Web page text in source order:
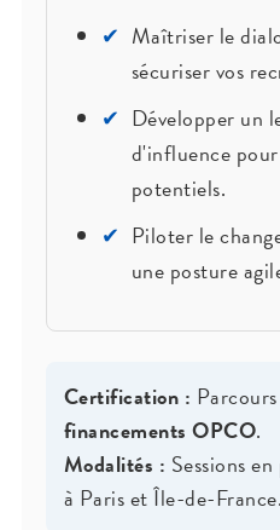
✔ Maîtriser le
sécuriser vos
✔ Développer un
d'influence
potentiels.
✔ Piloter le
une posture
Certification :
financements OPCO.
Modalités : Sessions
à Paris et Île-de-France.